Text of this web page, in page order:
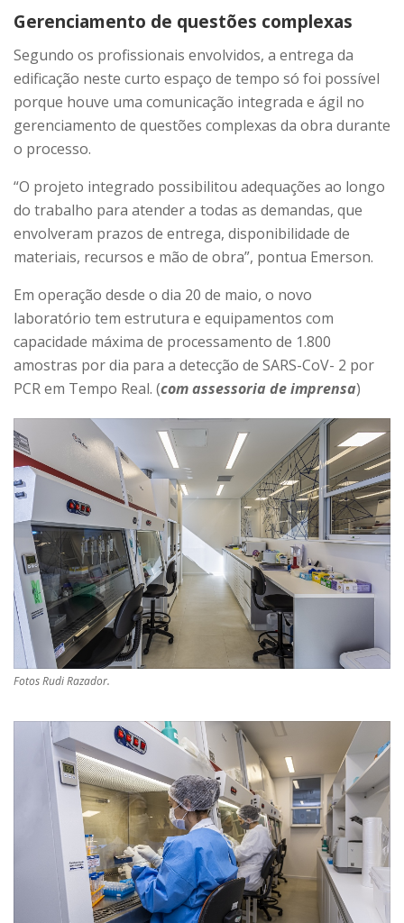
Gerenciamento de questões complexas
Segundo os profissionais envolvidos, a entrega da
edificação neste curto espaço de tempo só foi possível
porque houve uma comunicação integrada e ágil no
gerenciamento de questões complexas da obra durante
o processo.
“O projeto integrado possibilitou adequações ao longo
do trabalho para atender a todas as demandas, que
envolveram prazos de entrega, disponibilidade de
materiais, recursos e mão de obra”, pontua Emerson.
Em operação desde o dia 20 de maio, o novo
laboratório tem estrutura e equipamentos com
capacidade máxima de processamento de 1.800
amostras por dia para a detecção de SARS-CoV- 2 por
PCR em Tempo Real. (com assessoria de imprensa)
Fotos Rudi Razador.